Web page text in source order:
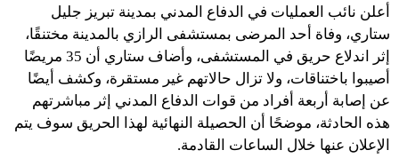
أعلن نائب العمليات في الدفاع المدني بمدينة تبريز جليل
ستاري، وفاة أحد المرضى بمستشفى الرازي بالمدينة مختنقًا،
إثر اندلاع حريق في المستشفى، وأضاف ستاري أن 35 مريضًا
أصيبوا باختناقات، ولا تزال حالاتهم غير مستقرة، وكشف أيضًا
عن إصابة أربعة أفراد من قوات الدفاع المدني إثر مباشرتهم
هذه الحادثة، موضحًا أن الحصيلة النهائية لهذا الحريق سوف يتم
الإعلان عنها خلال الساعات القادمة.